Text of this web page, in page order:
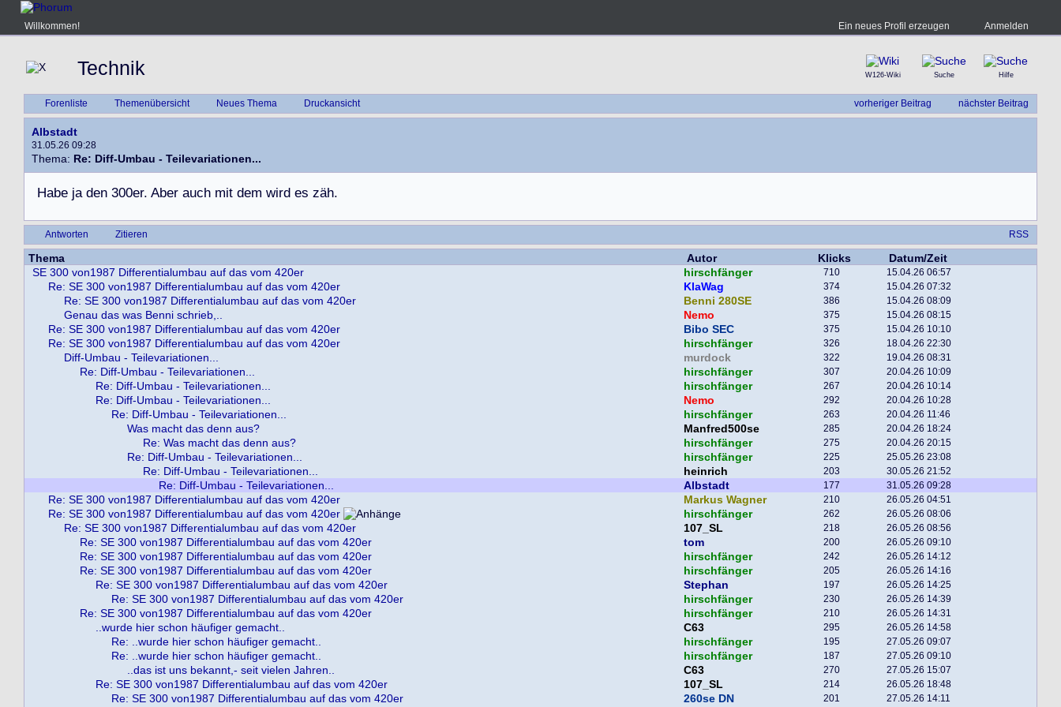
Willkommen! Ein neues Profil erzeugen Anmelden
Technik W126-Wiki Suche Hilfe
vorheriger Beitrag nächster Beitrag
Forenliste Themenübersicht Neues Thema Druckansicht
Albstadt
31.05.26 09:28
Thema: Re: Diff-Umbau - Teilevariationen...
Habe ja den 300er. Aber auch mit dem wird es zäh.
Antworten Zitieren RSS
Thema Autor Klicks
Datum/Zeit
SE 300 von1987 Differentialumbau auf das vom 420er
hirschfänger 710 15.04.26 06:57
Re: SE 300 von1987 Differentialumbau auf das vom 420er KlaWag 374 15.04.26 07:32
Re: SE 300 von1987 Differentialumbau auf das vom 420er Benni 280SE 386 15.04.26 08:09
Genau das was Benni schrieb,.. Nemo 375 15.04.26 08:15
Re: SE 300 von1987 Differentialumbau auf das vom 420er Bibo SEC 375 15.04.26 10:10
Re: SE 300 von1987 Differentialumbau auf das vom 420er hirschfänger 326 18.04.26 22:30
Diff-Umbau - Teilevariationen... murdock 322 19.04.26 08:31
Re: Diff-Umbau - Teilevariationen... hirschfänger 307 20.04.26 10:09
Re: Diff-Umbau - Teilevariationen... hirschfänger 267 20.04.26 10:14
Re: Diff-Umbau - Teilevariationen... Nemo 292 20.04.26 10:28
Re: Diff-Umbau - Teilevariationen... hirschfänger 263 20.04.26 11:46
Was macht das denn aus? Manfred500se 285 20.04.26 18:24
Re: Was macht das denn aus? hirschfänger 275 20.04.26 20:15
Re: Diff-Umbau - Teilevariationen... hirschfänger 225 25.05.26 23:08
Re: Diff-Umbau - Teilevariationen... heinrich 203 30.05.26 21:52
Re: Diff-Umbau - Teilevariationen... Albstadt 177 31.05.26 09:28
Re: SE 300 von1987 Differentialumbau auf das vom 420er Markus Wagner 210 26.05.26 04:51
Re: SE 300 von1987 Differentialumbau auf das vom 420er hirschfänger 262 26.05.26 08:06
Re: SE 300 von1987 Differentialumbau auf das vom 420er 107_SL 218 26.05.26 08:56
Re: SE 300 von1987 Differentialumbau auf das vom 420er tom 200 26.05.26 09:10
Re: SE 300 von1987 Differentialumbau auf das vom 420er hirschfänger 242 26.05.26 14:12
Re: SE 300 von1987 Differentialumbau auf das vom 420er hirschfänger 205 26.05.26 14:16
Re: SE 300 von1987 Differentialumbau auf das vom 420er Stephan 197 26.05.26 14:25
Re: SE 300 von1987 Differentialumbau auf das vom 420er hirschfänger 230 26.05.26 14:39
Re: SE 300 von1987 Differentialumbau auf das vom 420er hirschfänger 210 26.05.26 14:31
..wurde hier schon häufiger gemacht.. C63 295 26.05.26 14:58
Re: ..wurde hier schon häufiger gemacht.. hirschfänger 195 27.05.26 09:07
Re: ..wurde hier schon häufiger gemacht.. hirschfänger 187 27.05.26 09:10
..das ist uns bekannt,- seit vielen Jahren.. C63 270 27.05.26 15:07
Re: SE 300 von1987 Differentialumbau auf das vom 420er 107_SL 214 26.05.26 18:48
Re: SE 300 von1987 Differentialumbau auf das vom 420er 260se DN 201 27.05.26 14:11